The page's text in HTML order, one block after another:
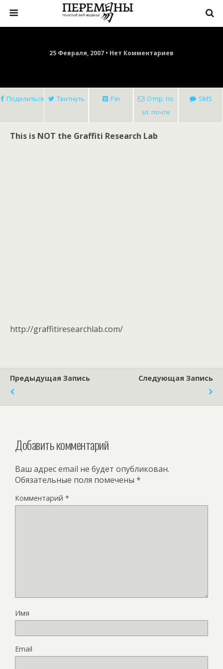
25 Февраля, 2007 • Нет Комментариев
Поделиться Твитнуть Pin
Отпр. по
эл. почте
SMS
This is NOT the Graffiti Research Lab
http://graffitiresearchlab.com/
Предыдущая Запись Следующая Запись
Добавить комментарий
Ваш адрес email не будет опубликован.
Обязательные поля помечены *
Комментарий *
Имя
Email